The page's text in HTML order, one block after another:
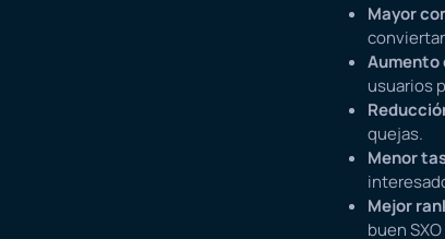
Mayor
Aumento
usuarios
quejas.
Menor
Mejor
buen